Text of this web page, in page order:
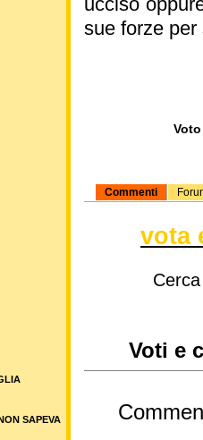
sue forze
Commenti
vota
Voti e
SAPEVA